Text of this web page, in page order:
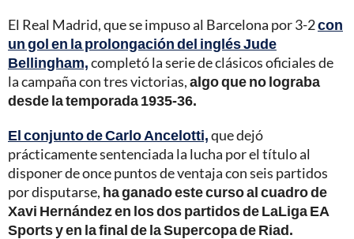
El Real Madrid, que se impuso al Barcelona por 3-2con
un gol en la prolongación del inglés Jude
Bellingham,completó la serie de clásicos oficiales de
la campaña con tres victorias,algo que no lograba
desde la temporada 1935-36.
El conjunto de Carlo Ancelotti,que dejó
prácticamente sentenciada la lucha por el título al
disponer de once puntos de ventaja con seis partidos
por disputarse, ha ganado este curso al cuadro de
Xavi Hernández en los dos partidos de LaLiga EA
Sports y en la final de la Supercopa de Riad.